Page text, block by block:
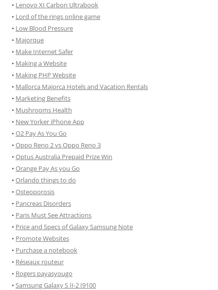
• Lenovo XI Carbon Ultrabook
• Lord of the rings online game
• Low Blood Pressure
• Majorque
• Make Internet Safer
• Making a Website
• Making PHP Website
• Mallorca Majorca Hotels and Vacation Rentals
• Marketing Benefits
• Mushrooms Health
• New Yorker iPhone App
• O2 Pay As You Go
• Oppo Reno 2 vs Oppo Reno 3
• Optus Australia Prepaid Prize Win
• Orange Pay As you Go
• Orlando things to do
• Osteoporosis
• Pancreas Disorders
• Paris Must See Attractions
• Price and Specs of Galaxy Samsung Note
• Promote Websites
• Purchase a notebook
• Réseaux routeur
• Rogers payasyougo
• Samsung Galaxy S II-2 I9100